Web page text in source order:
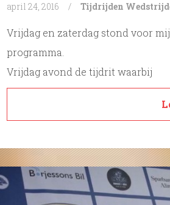
april 24, 2016 / Tijdrijden
Vrijdag en zaterdag stond voor
programma.
Vrijdag avond de tijdrit waarbij